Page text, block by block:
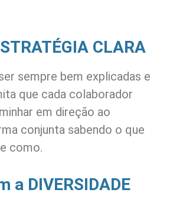
CLARA
sempre bem explicadas e
que cada colaborador
em direção ao
conjunta sabendo o que
como.
a DIVERSIDADE